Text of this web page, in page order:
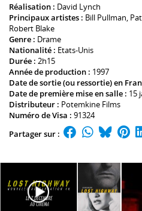
Réalisation : David Lynch
Principaux artistes : Bill Pullman,
Robert Blake
Genre : Drame
Nationalité : Etats-Unis
Durée : 2h15
Année de production : 1997
Date de sortie (ou ressortie) en
Date de première mise en salle : 15
Distributeur : Potemkine Films
Numéro de Visa : 91324
Partager sur :